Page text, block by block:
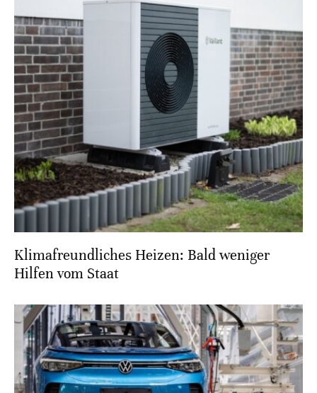
Klimafreundliches Heizen: Bald weniger
Hilfen vom Staat